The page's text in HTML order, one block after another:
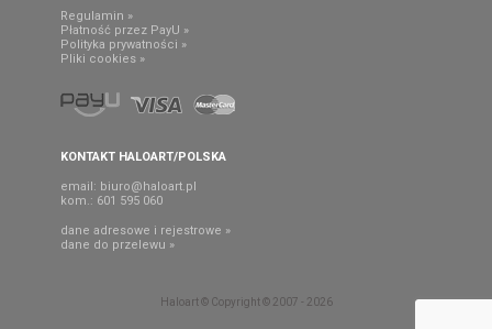
Regulamin »
Płatność przez PayU »
Polityka prywatności »
Pliki cookies »
KONTAKT HALOART/POLSKA
email: biuro@haloart.pl
kom.: 601 595 060
dane adresowe i rejestrowe »
dane do przelewu »
Haloart © Copyright © 2007 - 2026